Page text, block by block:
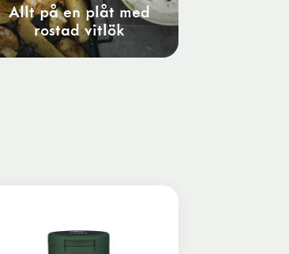
Allt på en plåt med
rostad vitlök